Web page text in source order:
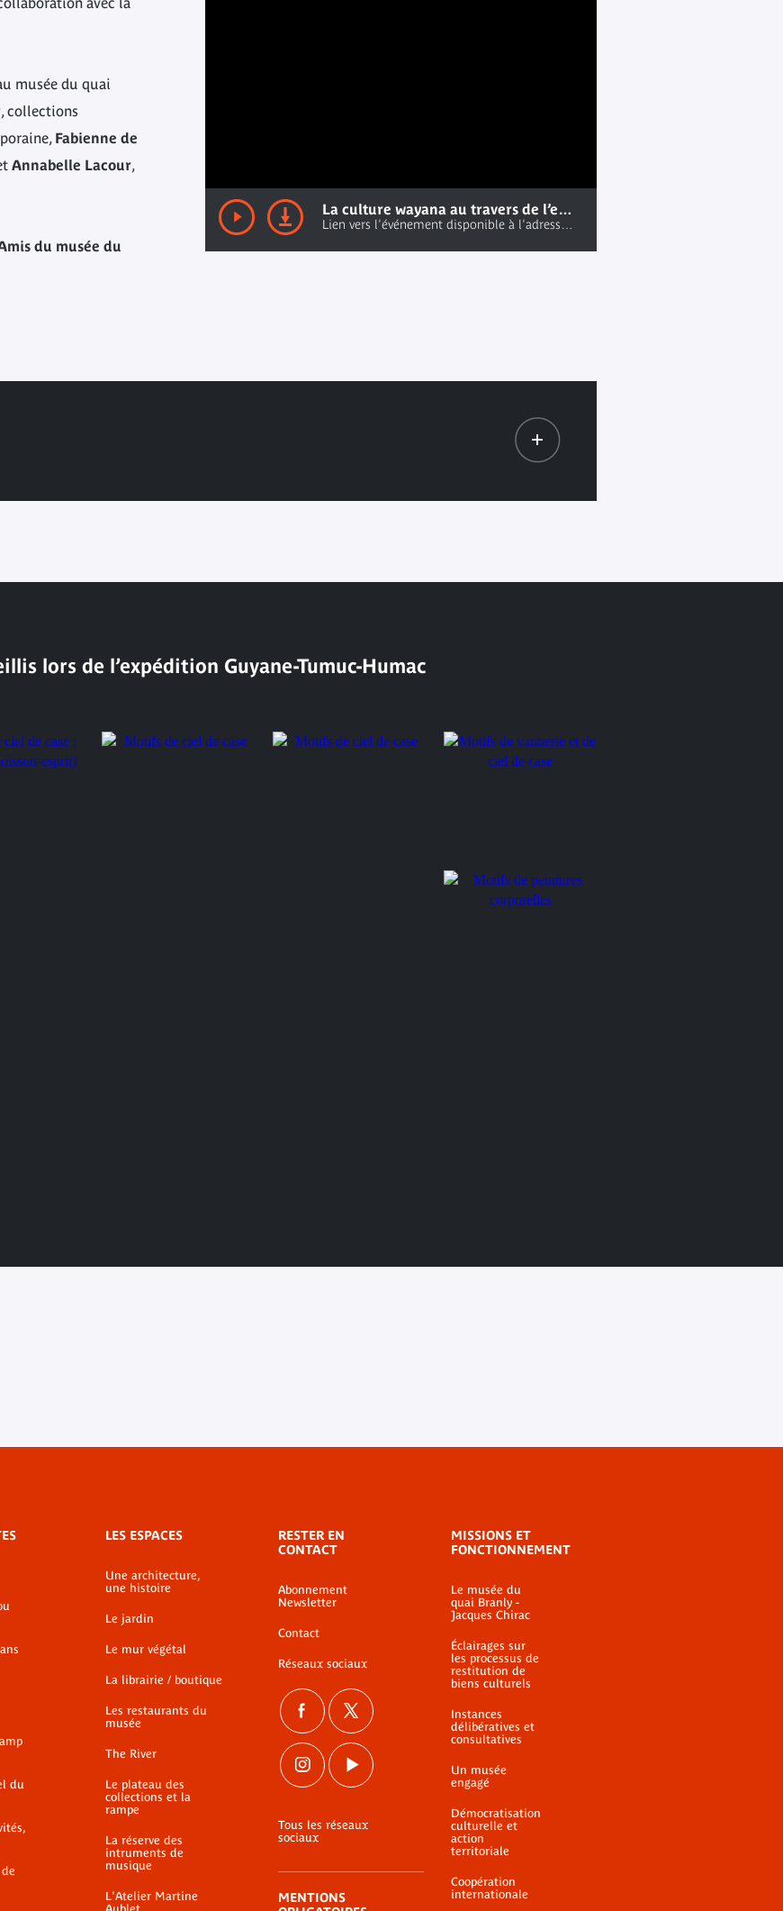
musée du quai
, collections
Fabienne de
Annabelle Lacour,
du musée du
La culture wayana au travers de l’expédition Guyane-Tumuc-Huma : conférence enregistrée au Salon de lecture Jacques Kerchache le jeudi 27 juin 2019
lors de l’expédition Guyane-Tumuc-Humac
Motifs de vannerie et de
ciel de case
du
LES ESPACES
Une architecture,
une histoire
Le jardin
Le mur végétal
La librairie / boutique
Les restaurants du
musée
The River
Le plateau des
collections et la
rampe
La réserve des
intruments de
musique
L'Atelier Martine
RESTER EN
CONTACT
Abonnement
Newsletter
Contact
Réseaux sociaux
Tous les réseaux
sociaux
MENTIONS
MISSIONS ET
FONCTIONNEMENT
Le musée du
quai Branly -
Jacques Chirac
Éclairages sur
les processus de
restitution de
biens culturels
Instances
délibératives et
consultatives
Un musée
engagé
Démocratisation
culturelle et
action
territoriale
Coopération
internationale